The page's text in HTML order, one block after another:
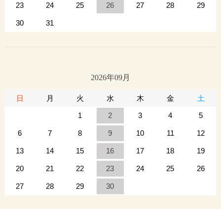
23 24 25 26 27 28 29
30 31
2026年09月
日 月 火 水 木 金 土
1 2 3 4 5
6 7 8 9 10 11 12
13 14 15 16 17 18 19
20 21 22 23 24 25 26
27 28 29 30